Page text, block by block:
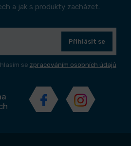
a jak s produkty zacházet.
Přihlásit se
se zpracováním osobních údajů